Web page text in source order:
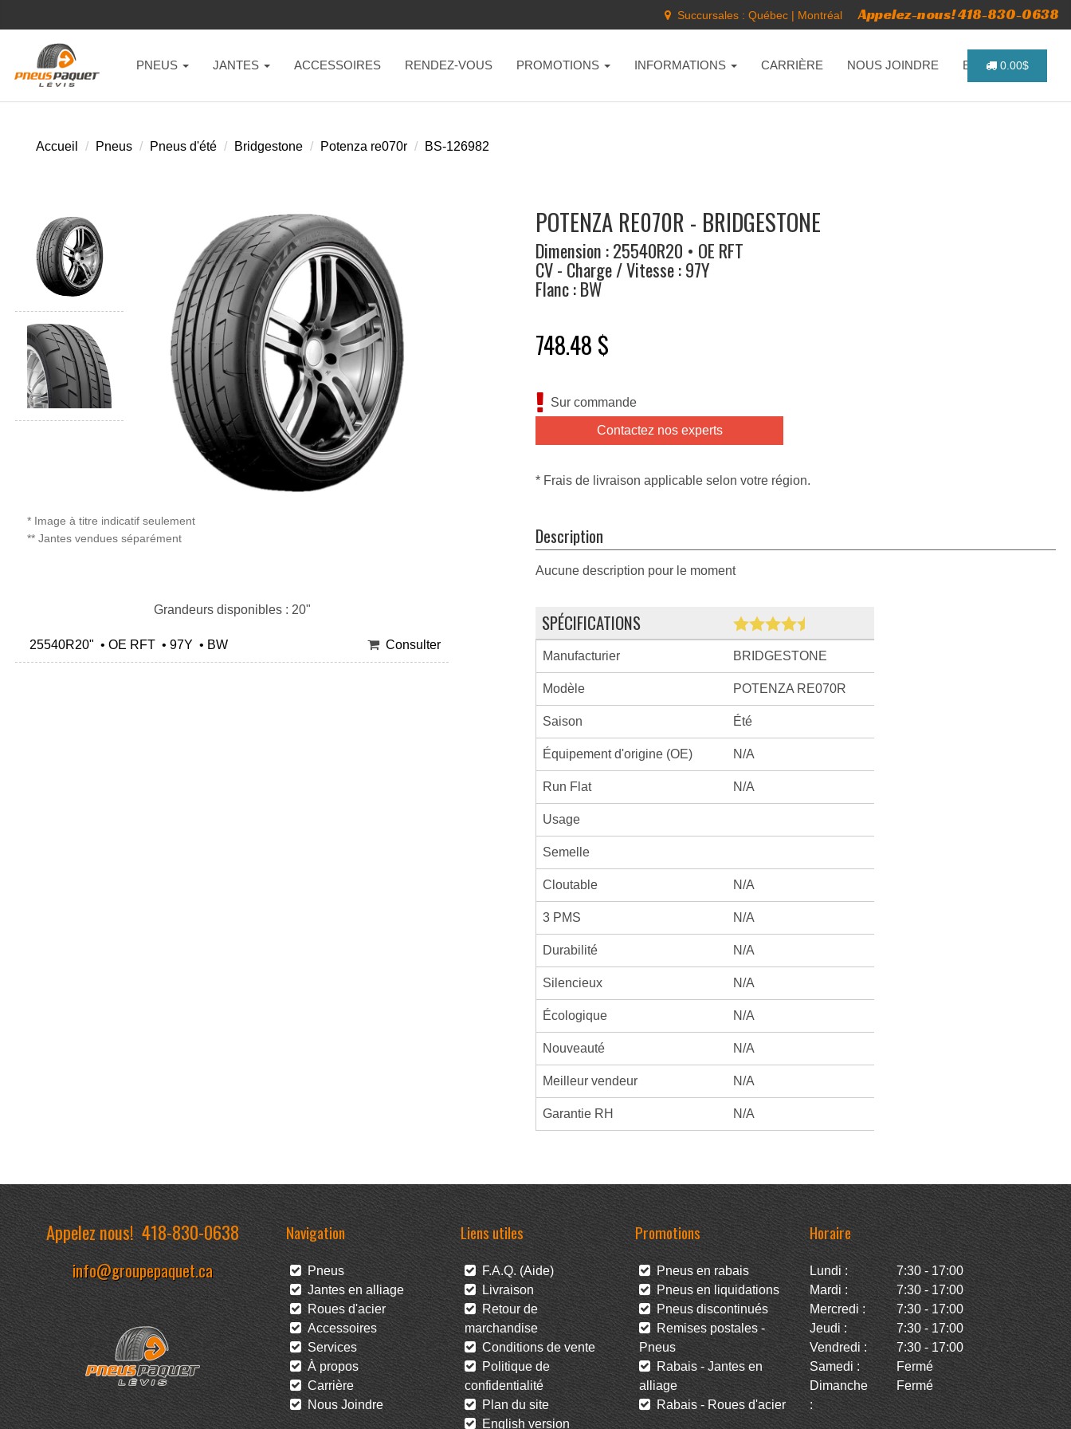
Succursales : Québec | Montréal Appelez-nous! 418-830-0638
PNEUS JANTES ACCESSOIRES RENDEZ-VOUS PROMOTIONS INFORMATIONS CARRIÈRE NOUS JOINDRE ENGLISH
0.00$
Accueil Pneus Pneus d'été Bridgestone Potenza re070r BS-126982
* Image à titre indicatif seulement
** Jantes vendues séparément
Grandeurs disponibles : 20"
25540R20" • OE RFT • 97Y • BW Consulter
POTENZA RE070R - BRIDGESTONE
Dimension : 25540R20 • OE RFT
CV - Charge / Vitesse : 97Y
Flanc : BW
748.48 $
Sur commande
Contactez nos experts
* Frais de livraison applicable selon votre région.
Description
Aucune description pour le moment
SPÉCIFICATIONS
Manufacturier BRIDGESTONE
Modèle POTENZA RE070R
Saison Été
Équipement d'origine (OE) N/A
Run Flat N/A
Usage
Semelle
Cloutable N/A
3 PMS N/A
Durabilité N/A
Silencieux N/A
Écologique N/A
Nouveauté N/A
Meilleur vendeur N/A
Garantie RH N/A
Appelez nous!418-830-0638
info@groupepaquet.ca
Navigation
Pneus
Jantes en alliage
Roues d'acier
Accessoires
Services
À propos
Carrière
Nous Joindre
Liens utiles
F.A.Q. (Aide)
Livraison
Retour de
marchandise
Conditions de vente
Politique de
confidentialité
Plan du site
English version
Promotions
Pneus en rabais
Pneus en liquidations
Pneus discontinués
Remises postales -
Pneus
Rabais - Jantes en
alliage
Rabais - Roues d'acier
Horaire
Lundi :
7:30 - 17:00
Mardi :
7:30 - 17:00
Mercredi :
7:30 - 17:00
Jeudi :
7:30 - 17:00
Vendredi :
7:30 - 17:00
Samedi :
Fermé
Dimanche
:
Fermé